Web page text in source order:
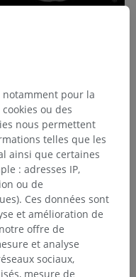
notamment pour la
ou des
nous permettent
telles que les
ainsi que certaines
: adresses IP,
ou de
Ces données sont
et amélioration de
offre de
et analyse
sociaux,
mesure de